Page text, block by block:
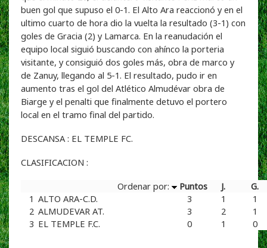
buen gol que supuso el 0-1. El Alto Ara reaccionó y en el
ultimo cuarto de hora dio la vuelta la resultado (3-1) con
goles de Gracia (2) y Lamarca. En la reanudación el
equipo local siguió buscando con ahínco la porteria
visitante, y consiguió dos goles más, obra de marco y
de Zanuy, llegando al 5-1. El resultado, pudo ir en
aumento tras el gol del Atlético Almudévar obra de
Biarge y el penalti que finalmente detuvo el portero
local en el tramo final del partido.
DESCANSA : EL TEMPLE FC.
CLASIFICACION :
Ordenar por:
Puntos J.
G.
1 ALTO ARA-C.D. 3 1
1
2 ALMUDEVAR AT. 3 2
1
3 EL TEMPLE F.C. 0 1 0